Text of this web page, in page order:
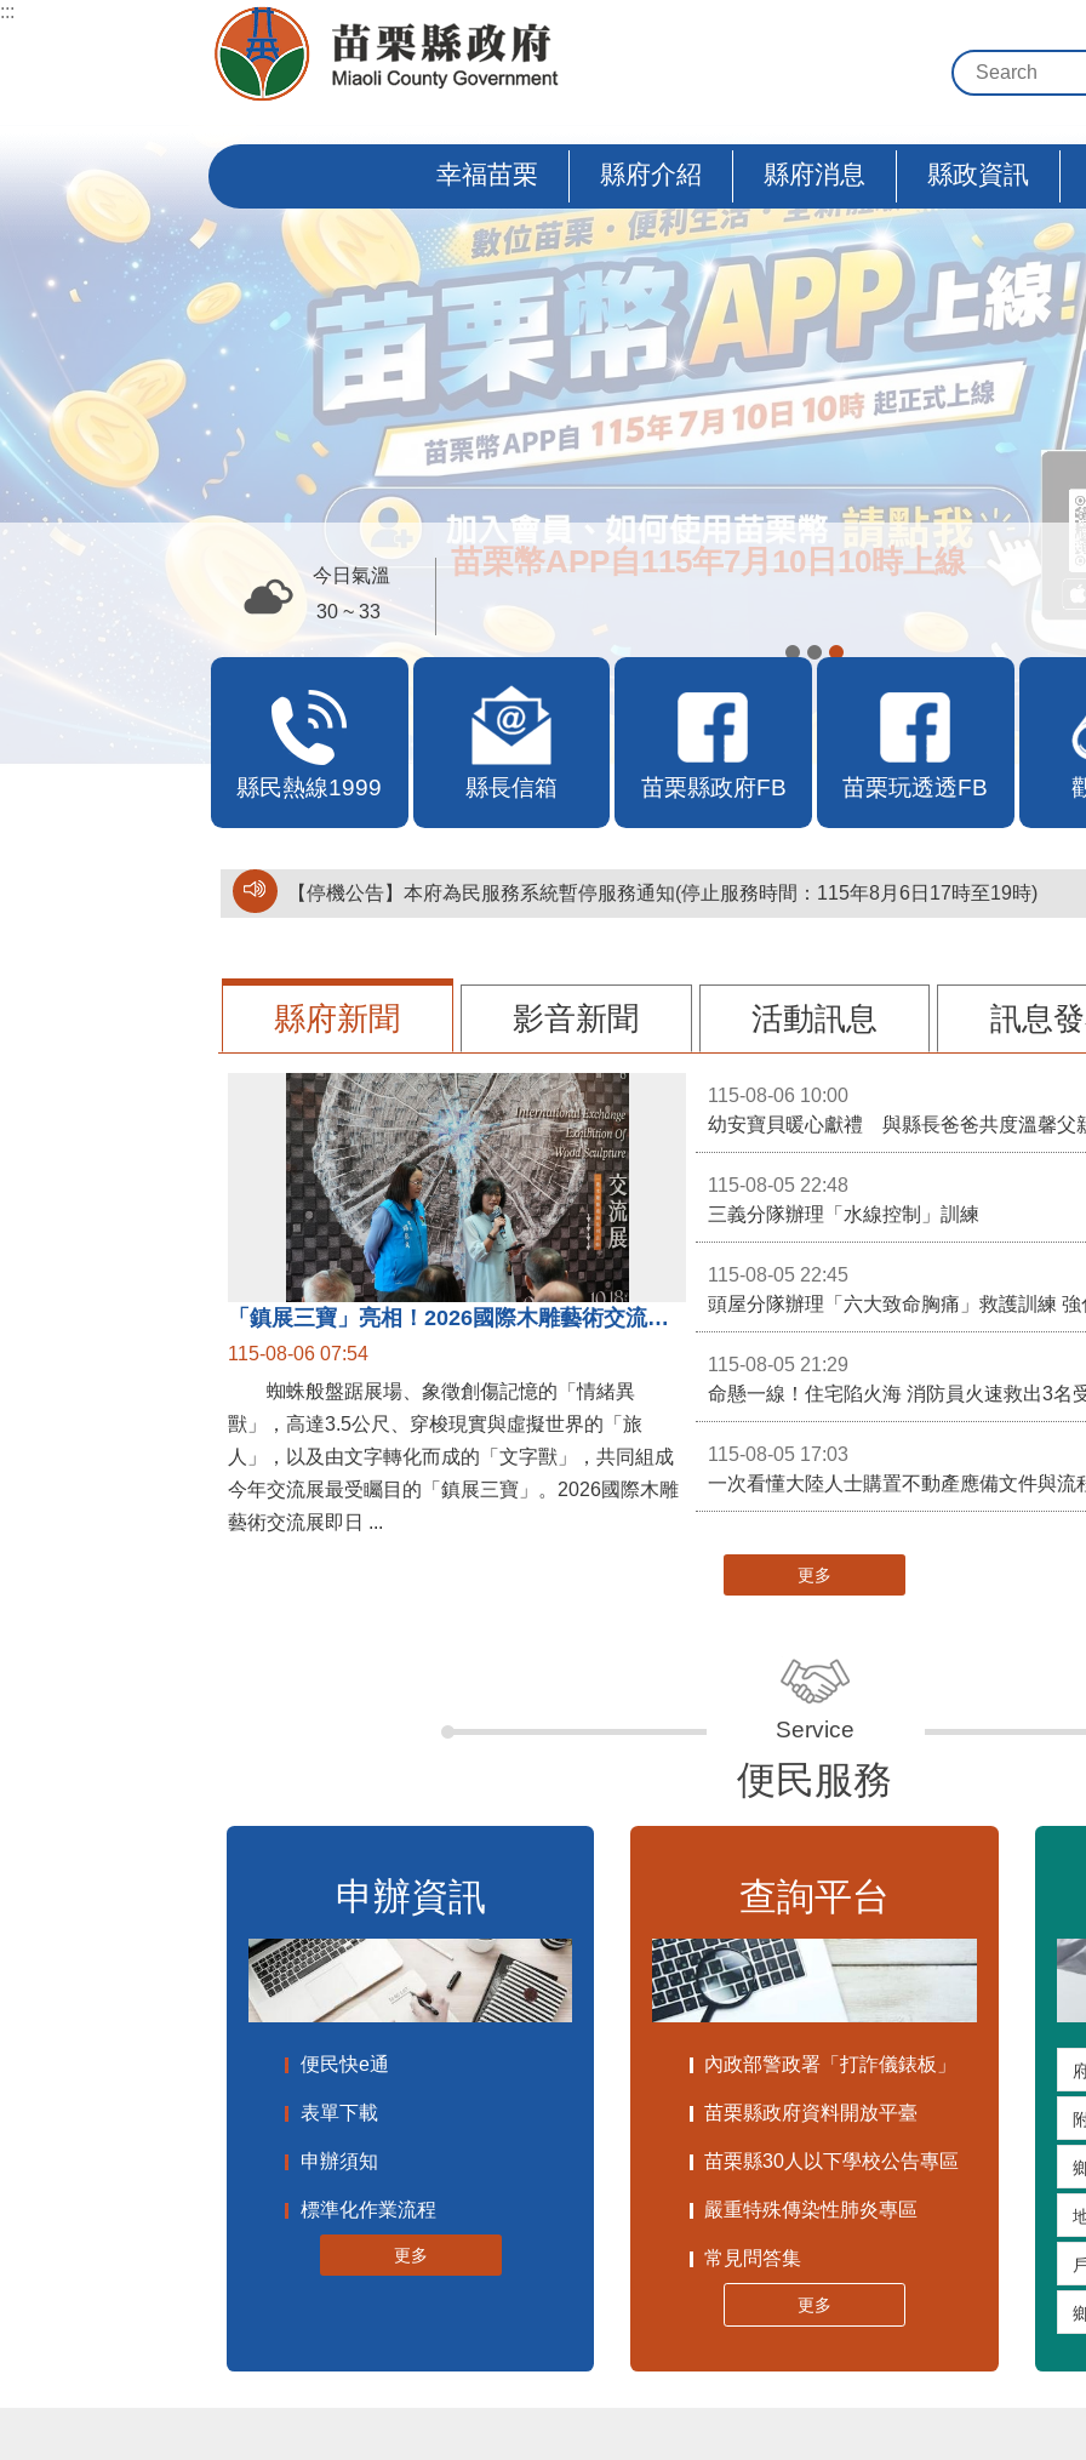
跳到主要內容區塊
:::
幸福苗栗 縣府介紹 縣府消息 縣政資訊
苗栗幣APP自115年7月10日10時上線
今日氣溫
30 ~ 33
縣民熱線1999 縣長信箱 苗栗縣政府FB 苗栗玩透透FB
【停機公告】本府為民服務系統暫停服務通知(停止服務時間：115年8月6日17時至19時)
縣府新聞 影音新聞 活動訊息 訊息
「鎮展三寶」亮相！2026國際木雕藝術交流展登場 國際木雕競賽得獎入圍名單同步揭曉
115-08-06 07:54
蜘蛛般盤踞展場、象徵創傷記憶的「情緒異
獸」，高達3.5公尺、穿梭現實與虛擬世界的「旅
人」，以及由文字轉化而成的「文字獸」，共同組成
今年交流展最受矚目的「鎮展三寶」。2026國際木雕
藝術交流展即日 ...
115-08-06 10:00
幼安寶貝暖心獻禮 與縣長爸爸共度溫馨父
115-08-05 22:48
三義分隊辦理「水線控制」訓練
115-08-05 22:45
頭屋分隊辦理「六大致命胸痛」救護訓練
115-08-05 21:29
命懸一線！住宅陷火海 消防員火速救出3名
115-08-05 17:03
一次看懂大陸人士購置不動產應備文件與流
更多
便民服務
申辦資訊
便民快e通
表單下載
申辦須知
標準化作業流程
更多
查詢平台
內政部警政署「打詐儀錶板」
苗栗縣政府資料開放平臺
苗栗縣30人以下學校公告專區
嚴重特殊傳染性肺炎專區
常見問答集
更多